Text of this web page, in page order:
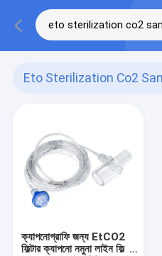
Eto Sterilization Co2
ক্যাপনোগ্রাফি জন্য EtCO2
ফিল্টার ক্যাপনো নমুনা লাইন ফিল্টার